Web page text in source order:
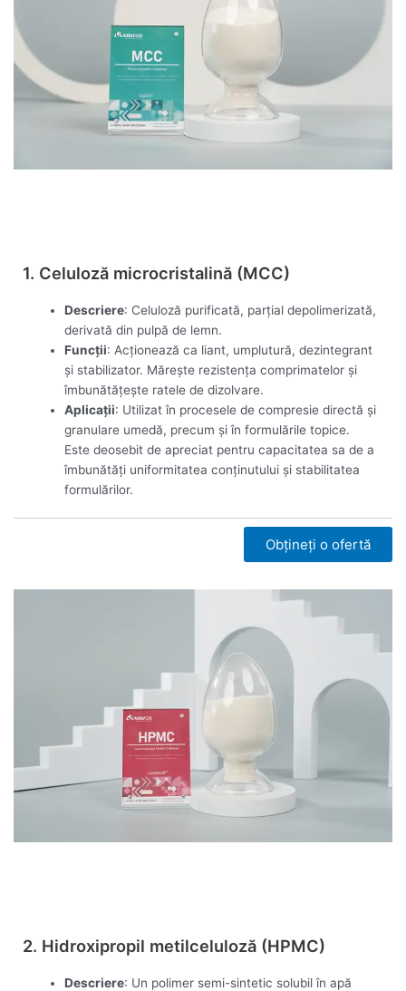
1. Celuloză microcristalină (MCC)
Descriere: Celuloză purificată, parțial depolimerizată,
derivată din pulpă de lemn.
Funcții: Acționează ca liant, umplutură, dezintegrant
și stabilizator. Mărește rezistența comprimatelor și
îmbunătățește ratele de dizolvare.
Aplicații: Utilizat în procesele de compresie directă și
granulare umedă, precum și în formulările topice.
Este deosebit de apreciat pentru capacitatea sa de a
îmbunătăți uniformitatea conținutului și stabilitatea
formulărilor.
Obțineți o ofertă
2. Hidroxipropil metilceluloză (HPMC)
Descriere: Un polimer semi-sintetic solubil în apă